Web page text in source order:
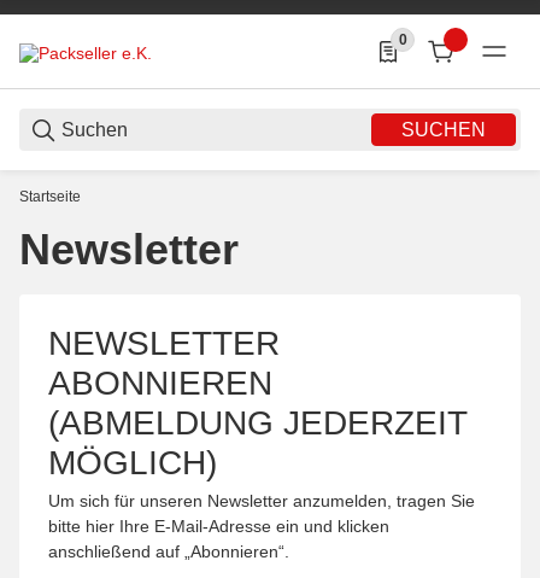
SUCHEN
0
0 Produkte in der
Startseite
Newsletter
NEWSLETTER
ABONNIEREN
(ABMELDUNG JEDERZEIT
MÖGLICH)
Um sich für unseren Newsletter anzumelden, tragen Sie
bitte hier Ihre E-Mail-Adresse ein und klicken
anschließend auf „Abonnieren“.